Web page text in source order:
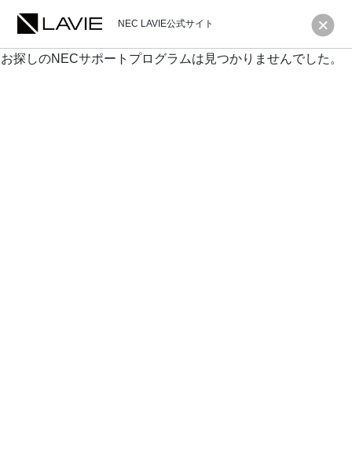
NEC LAVIE公式サイト
お探しのNECサポートプログラムは見つかりませんでした。